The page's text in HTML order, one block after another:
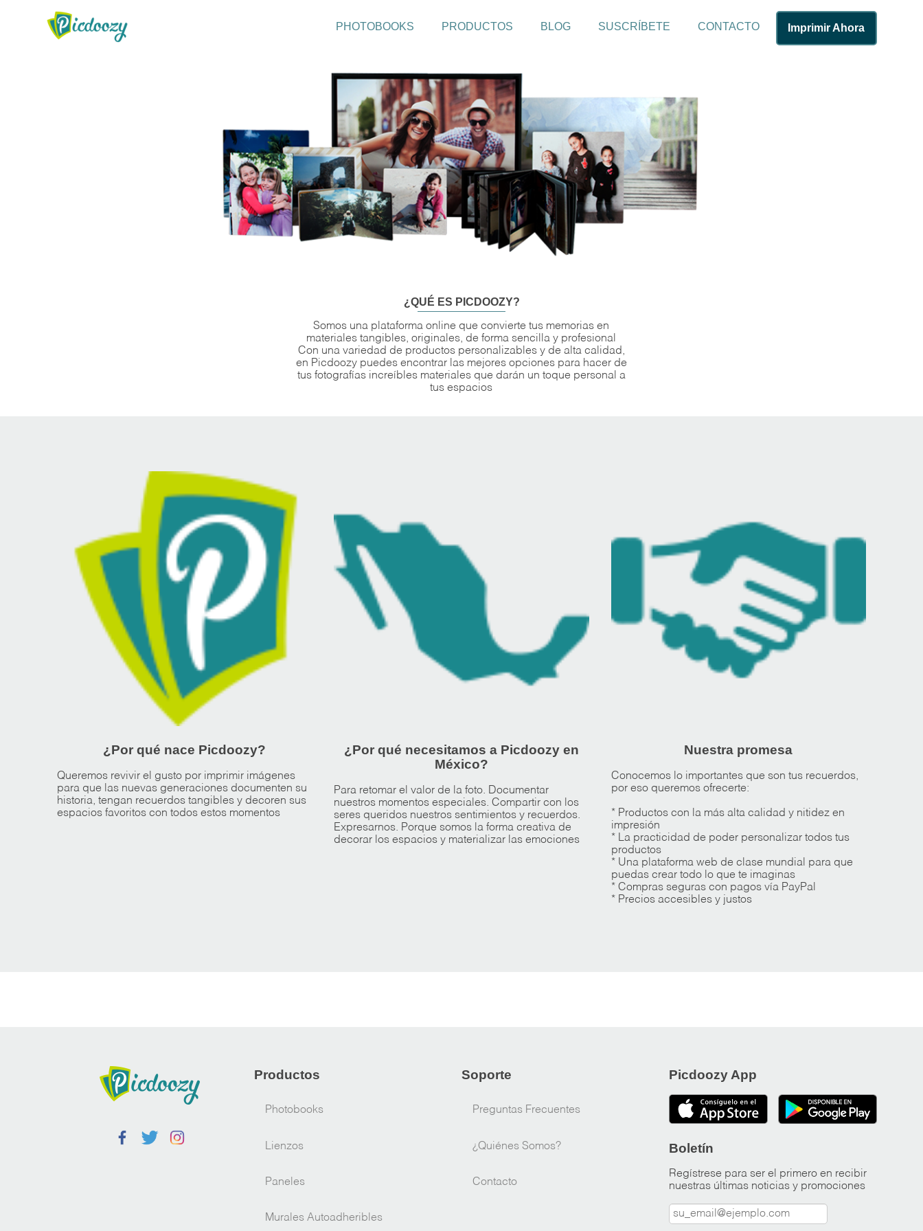
PHOTOBOOKS PRODUCTOS BLOG SUSCRÍBETE CONTACTO Imprimir Ahora
¿QUÉ ES PICDOOZY?
Somos una plataforma online que convierte tus memorias en
materiales tangibles, originales, de forma sencilla y profesional
Con una variedad de productos personalizables y de alta calidad,
en Picdoozy puedes encontrar las mejores opciones para hacer de
tus fotografías increíbles materiales que darán un toque personal a
tus espacios
¿Por qué nace Picdoozy?
Queremos revivir el gusto por imprimir imágenes
para que las nuevas generaciones documenten su
historia, tengan recuerdos tangibles y decoren sus
espacios favoritos con todos estos momentos
¿Por qué necesitamos a Picdoozy en
México?
Para retomar el valor de la foto. Documentar
nuestros momentos especiales. Compartir con los
seres queridos nuestros sentimientos y recuerdos.
Expresarnos. Porque somos la forma creativa de
decorar los espacios y materializar las emociones
Nuestra promesa
Conocemos lo importantes que son tus recuerdos,
por eso queremos ofrecerte:
* Productos con la más alta calidad y nitidez en
impresión
* La practicidad de poder personalizar todos tus
productos
* Una plataforma web de clase mundial para que
puedas crear todo lo que te imaginas
* Compras seguras con pagos vía PayPal
* Precios accesibles y justos
Productos
Photobooks
Lienzos
Paneles
Murales Autoadheribles
Soporte
Preguntas Frecuentes
¿Quiénes Somos?
Contacto
Picdoozy App
Boletín
Regístrese para ser el primero en recibir
nuestras últimas noticias y promociones